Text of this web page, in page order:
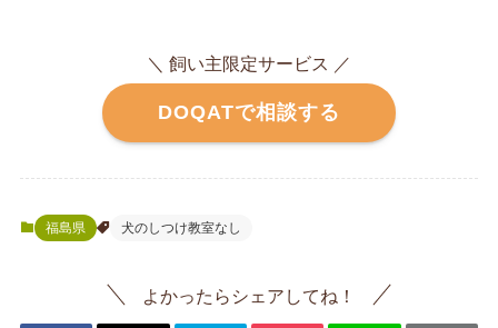
＼ 飼い主限定サービス ／
DOQATで相談する
福島県 犬のしつけ教室なし
よかったらシェアしてね！